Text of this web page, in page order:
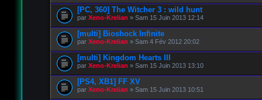
[PC, 360] The Witcher 3 : wild hunt
par Xeno-Krelian » Sam 15 Juin 2013 12:14
[multi] Bioshock Infinite
par Xeno-Krelian » Sam 4 Fév 2012 20:02
[multi] Kingdom Hearts III
par Xeno-Krelian » Sam 15 Juin 2013 13:10
[PS4, XB1] FF XV
par Xeno-Krelian » Sam 15 Juin 2013 10:51